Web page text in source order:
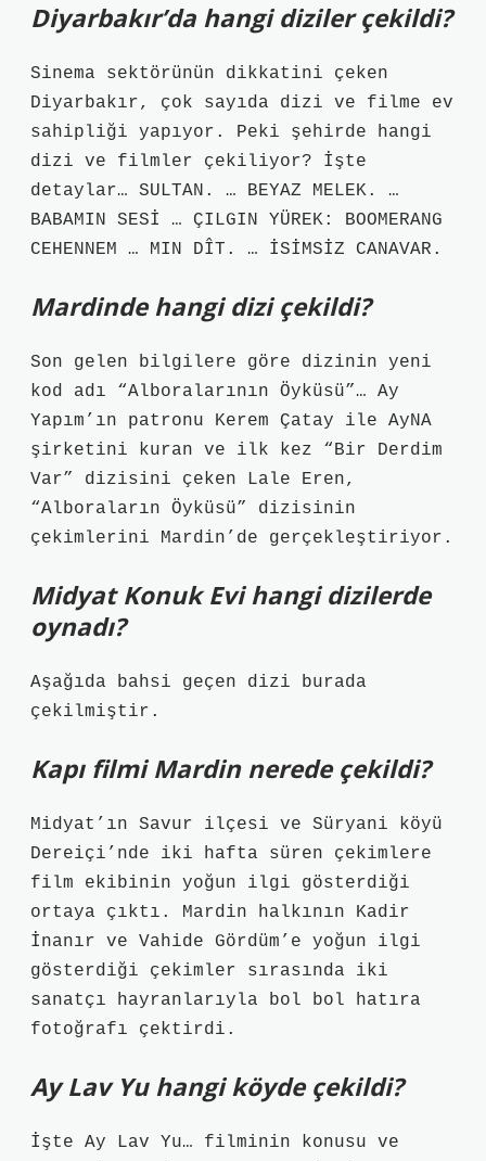
Diyarbakır’da hangi diziler çekildi?
Sinema sektörünün dikkatini çeken
Diyarbakır, çok sayıda dizi ve filme ev
sahipliği yapıyor. Peki şehirde hangi
dizi ve filmler çekiliyor? İşte
detaylar… SULTAN. … BEYAZ MELEK. …
BABAMIN SESİ … ÇILGIN YÜREK: BOOMERANG
CEHENNEM … MIN DÎT. … İSİMSİZ CANAVAR.
Mardinde hangi dizi çekildi?
Son gelen bilgilere göre dizinin yeni
kod adı “Alboralarının Öyküsü”… Ay
Yapım’ın patronu Kerem Çatay ile AyNA
şirketini kuran ve ilk kez “Bir Derdim
Var” dizisini çeken Lale Eren,
“Alboraların Öyküsü” dizisinin
çekimlerini Mardin’de gerçekleştiriyor.
Midyat Konuk Evi hangi dizilerde
oynadı?
Aşağıda bahsi geçen dizi burada
çekilmiştir.
Kapı filmi Mardin nerede çekildi?
Midyat’ın Savur ilçesi ve Süryani köyü
Dereiçi’nde iki hafta süren çekimlere
film ekibinin yoğun ilgi gösterdiği
ortaya çıktı. Mardin halkının Kadir
İnanır ve Vahide Gördüm’e yoğun ilgi
gösterdiği çekimler sırasında iki
sanatçı hayranlarıyla bol bol hatıra
fotoğrafı çektirdi.
Ay Lav Yu hangi köyde çekildi?
İşte Ay Lav Yu… filminin konusu ve